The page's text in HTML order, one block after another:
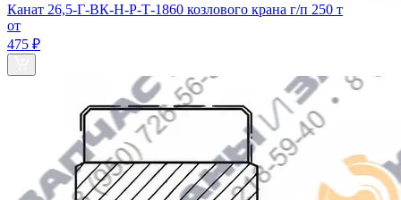
Канат 26,5-Г-ВК-Н-Р-Т-1860 козлового крана г/п 250 т
от
475 ₽